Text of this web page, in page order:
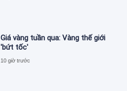
Giá vàng tuần qua: Vàng thế giới
'bứt tốc'
10 giờ trước